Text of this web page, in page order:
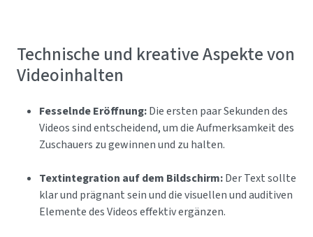
Technische und kreative Aspekte von
Videoinhalten
Fesselnde Eröffnung:Die ersten paar Sekunden des
Videos sind entscheidend, um die Aufmerksamkeit des
Zuschauers zu gewinnen und zu halten.
Textintegration auf dem Bildschirm:Der Text sollte
klar und prägnant sein und die visuellen und auditiven
Elemente des Videos effektiv ergänzen.